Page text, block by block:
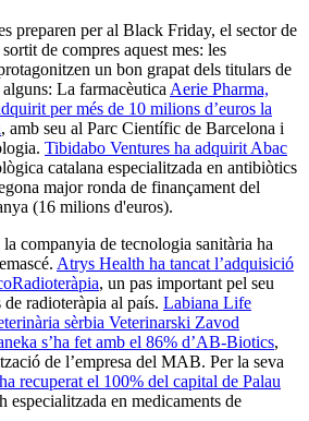
preparen per al Black Friday, el sector de
de compres aquest mes: les
un bon grapat dels titulars de
La farmacèuticaAerie Pharma,
per més de 10 milions d’euros la
, amb seu al Parc Científic de Barcelona i
Tibidabo Ventures ha adquirit Abac
catalana especialitzada en antibiòtics
major ronda de finançament del
(16 milions d'euros).
la companyia de tecnologia sanitària ha
Atrys Health ha tancat l’adquisició
, un pas important pel seu
radioteràpia al país. Labiana Life
sèrbia Veterinarski Zavod
s’ha fet amb el 86% d’AB-Biotics,
de l’empresa del MAB. Per la seva
recuperat el 100% del capital de Palau
especialitzada en medicaments de